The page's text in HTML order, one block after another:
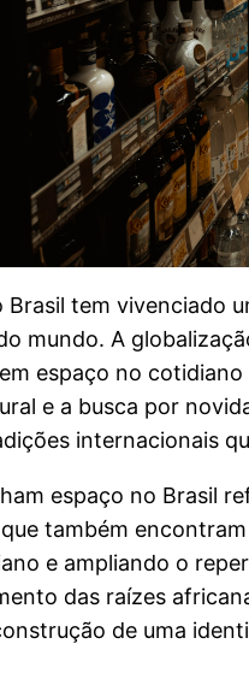
tem vivenciado
mundo. A
espaço no
e a busca por
internacionais
espaço no Brasil
também
e ampliando o
das raízes
de uma